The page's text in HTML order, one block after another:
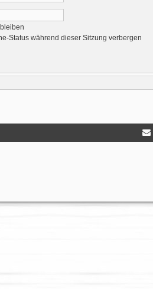
Status während dieser Sitzung verbergen